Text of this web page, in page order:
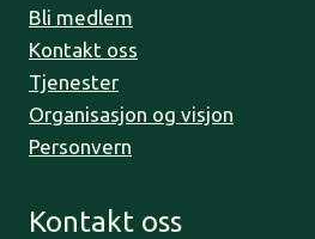
Bli medlem
Kontakt oss
Tjenester
Organisasjon og visjon
Personvern
Kontakt oss